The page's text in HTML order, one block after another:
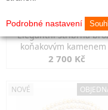
Elegantní stříbrná
koňakovým kamenem
markazity
2 700 Kč
NOVÉ
Podrobné nastavení